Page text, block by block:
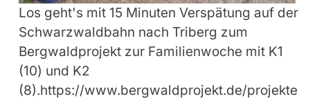
Los geht's mit 15 Minuten Verspätung auf der
Schwarzwaldbahn nach Triberg zum
Bergwaldprojekt zur Familienwoche mit K1
(10) und K2
(8).https://www.bergwaldprojekt.de/projekte